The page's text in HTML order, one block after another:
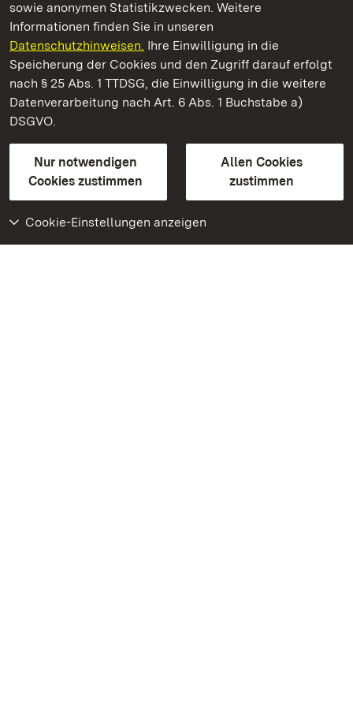
sowie anonymen Statistikzwecken. Weitere
Informationen finden Sie in unseren
Datenschutzhinweisen. Ihre Einwilligung in die
Speicherung der Cookies und den Zugriff darauf erfolgt
nach § 25 Abs. 1 TTDSG, die Einwilligung in die weitere
Datenverarbeitung nach Art. 6 Abs. 1 Buchstabe a)
DSGVO.
Nur notwendigen
Cookies zustimmen
Allen Cookies
zustimmen
Cookie-Einstellungen anzeigen
Kloster Maulbronn
Staatliche Schlösser und Gärten Baden-Württemberg
Kontakt
GebärdenspracheLeichte Sprache
Erklärung zur Barrierefreiheit
BITV-konform (geprüfte Seiten)
Weiteres